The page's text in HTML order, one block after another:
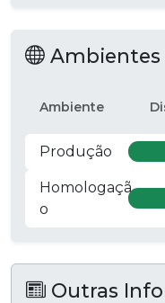
Ambientes
Ambiente
Produção
Homologaçã
o
Outras